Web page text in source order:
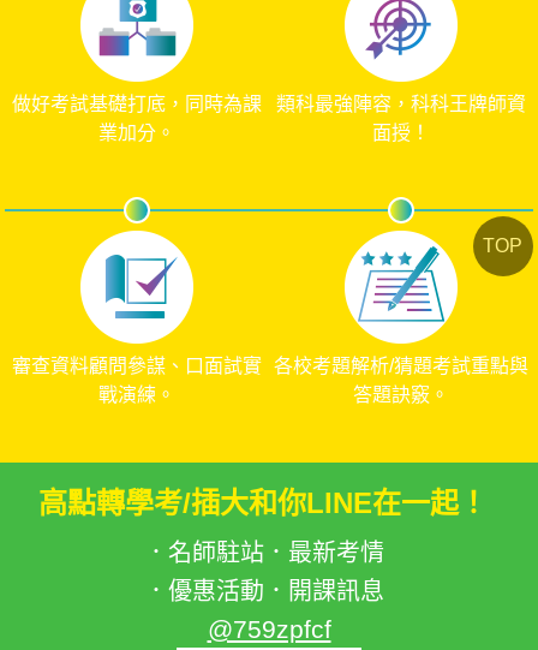
做好考試基礎打底，同時為課
業加分。
類科最強陣容，科科王牌師資
面授！
審查資料顧問參謀、口面試實
戰演練。
各校考題解析/猜題考試重點與
答題訣竅。
高點轉學考/插大和你LINE在一起！
．名師駐站．最新考情
．優惠活動．開課訊息
@759zpfcf
TOP